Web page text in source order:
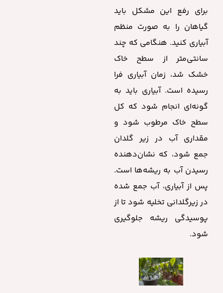
برای رفع این مشکل باید
گیاهان را به صورت منظم
آبیاری کنید. هنگامی که چند
سانتی‌متر از سطح خاک
خشک شد، زمان آبیاری فرا
رسیده است. آبیاری باید به
گونه‌ای انجام شود که کل
سطح خاک مرطوب شود و
مقداری آب در زیر گلدان
جمع شود، که نشان‌دهنده
رسیدن آب به ریشه‌ها است.
پس از آبیاری، آب جمع شده
در زیرگلدانی تخلیه شود تا از
پوسیدگی ریشه جلوگیری
شود.